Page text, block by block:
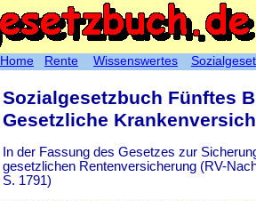
Sozialgesetzbuch Fünftes
Gesetzliche
In der Fassung des Gesetzes zur
gesetzlichen Rentenversicherung (RV-
S. 1791)
Home Rente Wissenswertes